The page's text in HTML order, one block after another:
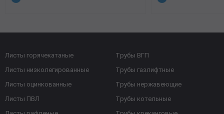
Листы горячекатаные
Листы низколегированные
Листы оцинкованные
Листы ПВЛ
Трубы ВГП
Трубы газлифтные
Трубы нержавеющие
Трубы котельные